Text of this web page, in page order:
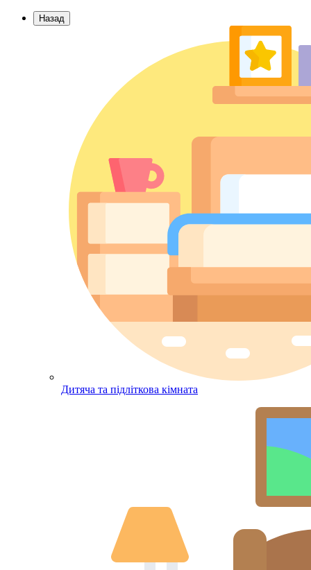
Назад
Дитяча та підліткова кімната